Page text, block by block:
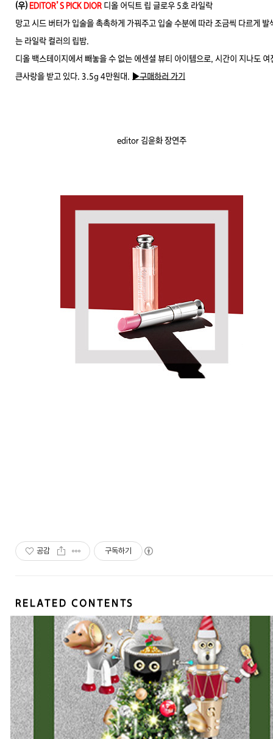
(우) EDITOR’S PICK DIOR 디올 어딕트 립 글로우 5호 라일락
망고 시드 버터가 입술을 촉촉하게 가꿔주고 입술 수분에 따라 조금씩 다르게 발
는 라일락 컬러의 립밤.
디올 백스테이지에서 빼놓을 수 없는 에센셜 뷰티 아이템으로, 시간이 지나도 여
큰사랑을 받고 있다. 3.5g 4만원대. ▶구매하러 가기
editor 김윤화 장연주
공감 구독하기
RELATED CONTENTS